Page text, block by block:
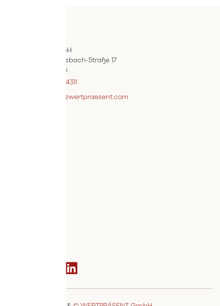
Wertpräsent GmbH
Carl Auer-Von-Welsbach-Straße 17
A-4614 Marchtrenk
+43 7242 / 93696 – 4311
webshopsupport@wertpraesent.com